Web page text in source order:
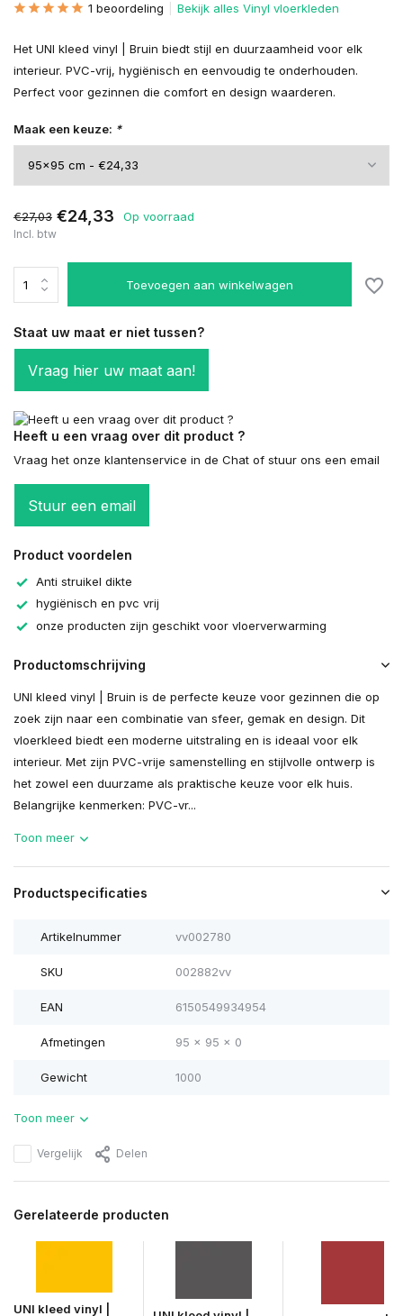
1 beoordeling Bekijk alles Vinyl vloerkleden
Het UNI kleed vinyl | Bruin biedt stijl en duurzaamheid voor elk
interieur. PVC-vrij, hygiënisch en eenvoudig te onderhouden.
Perfect voor gezinnen die comfort en design waarderen.
Maak een keuze: *
€27,03 €24,33 Op voorraad
Incl. btw
Toevoegen aan winkelwagen
Staat uw maat er niet tussen?
Vraag hier uw maat aan!
Heeft u een vraag over dit product ?
Vraag het onze klantenservice in de Chat of stuur ons een email
Stuur een email
Product voordelen
Anti struikel dikte
hygiënisch en pvc vrij
onze producten zijn geschikt voor vloerverwarming
Productomschrijving
UNI kleed vinyl | Bruin is de perfecte keuze voor gezinnen die op
zoek zijn naar een combinatie van sfeer, gemak en design. Dit
vloerkleed biedt een moderne uitstraling en is ideaal voor elk
interieur. Met zijn PVC-vrije samenstelling en stijlvolle ontwerp is
het zowel een duurzame als praktische keuze voor elk huis.
Belangrijke kenmerken: PVC-vr...
Toon meer
Productspecificaties
Artikelnummer vv002780
SKU 002882vv
EAN 6150549934954
Afmetingen 95 x 95 x 0
Gewicht 1000
Toon meer
Vergelijk Delen
Gerelateerde producten
UNI kleed vinyl |